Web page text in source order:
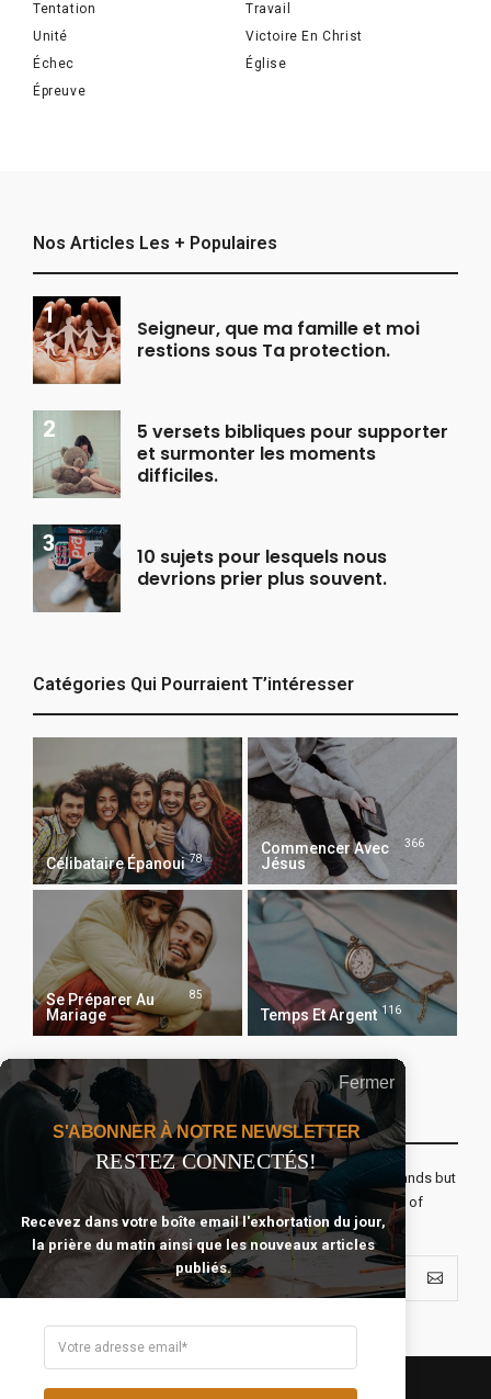
Tentation
Travail
Unité
Victoire En Christ
Échec
Église
Épreuve
Nos Articles Les + Populaires
Seigneur, que ma famille et moi
restions sous Ta protection.
5 versets bibliques pour supporter
et surmonter les moments
difficiles.
10 sujets pour lesquels nous
devrions prier plus souvent.
Catégories Qui Pourraient T’intéresser
Célibataire Épanoui 78
Commencer Avec
Jésus
366
Se Préparer Au
Mariage
85
Temps Et Argent 116
Recevoir Notre Newsletter Chaque Matin
The real voyage of discovery consists not in seeking new lands but
seeing with new eyes. All journeys have secret destinations of
which the traveler is unaware.
Fermer
S'ABONNER À NOTRE NEWSLETTER
RESTEZ CONNECTÉS!
Recevez dans votre boîte email l'exhortation du jour,
la prière du matin ainsi que les nouveaux articles
publiés.